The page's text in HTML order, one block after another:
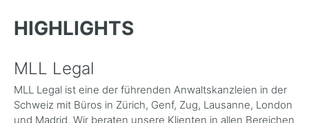
HIGHLIGHTS
MLL Legal
MLL Legal ist eine der führenden Anwaltskanzleien in der
Schweiz mit Büros in Zürich, Genf, Zug, Lausanne, London
und Madrid. Wir beraten unsere Klienten in allen Bereichen